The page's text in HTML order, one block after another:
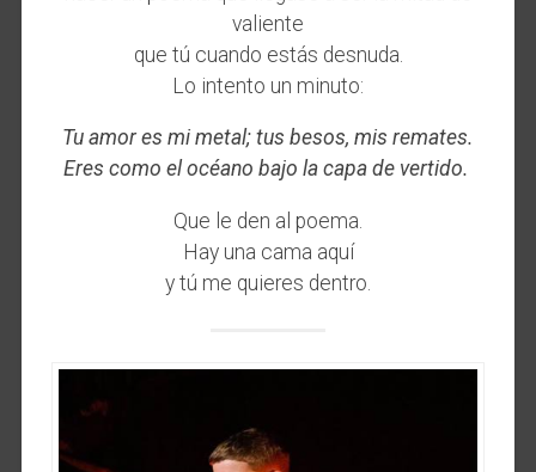
valiente
que tú cuando estás desnuda.
Lo intento un minuto:
Tu amor es mi metal; tus besos, mis remates.
Eres como el océano bajo la capa de vertido.
Que le den al poema.
Hay una cama aquí
y tú me quieres dentro.